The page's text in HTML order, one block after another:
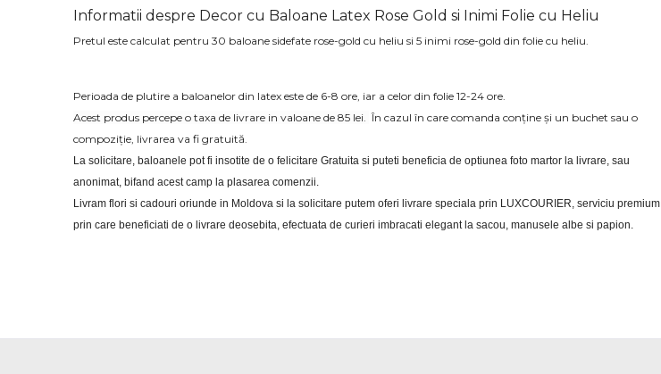
Informatii despre Decor cu Baloane Latex Rose Gold si Inimi Folie cu Heliu
Pretul este calculat pentru 30 baloane sidefate rose-gold cu heliu si 5 inimi rose-gold din folie cu heliu.
Perioada de plutire a baloanelor din latex este de 6-8 ore, iar a celor din folie 12-24 ore.
Acest produs percepe o taxa de livrare in valoane de 85 lei.
În cazul în care comanda conține și un buchet sau o
compoziție, livrarea va fi gratuită.
La solicitare, baloanele pot fi insotite de o felicitare Gratuita si puteti beneficia de optiunea foto martor la livrare, sau
anonimat, bifand acest camp la plasarea comenzii.
Livram flori si cadouri oriunde in Moldova si la solicitare putem oferi livrare speciala prin LUXCOURIER, serviciu premium
prin care beneficiati de o livrare deosebita, efectuata de curieri imbracati elegant la sacou, manusele albe si papion.